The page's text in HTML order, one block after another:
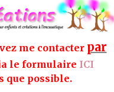
me contacter par
le formulaire ICI
que possible.